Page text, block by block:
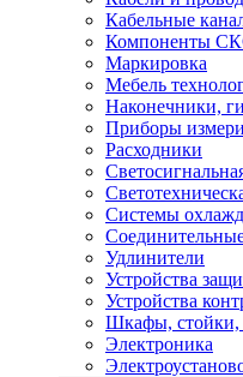
Кабельные
Компоненты
Маркировка
Мебель
Наконечники,
Приборы
Расходники
Системы
Удлинители
Устройства
Устройства
Шкафы,
Электроника